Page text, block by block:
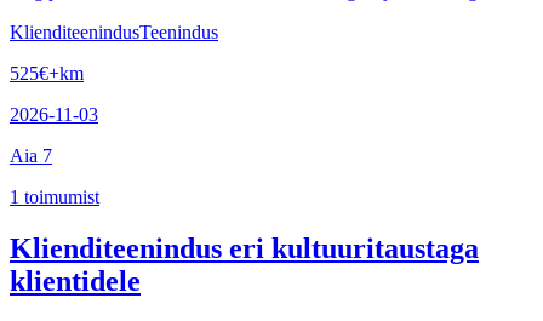
KlienditeenindusTeenindus
525€+km
2026-11-03
Aia 7
1 toimumist
Klienditeenindus eri kultuuritaustaga
klientidele